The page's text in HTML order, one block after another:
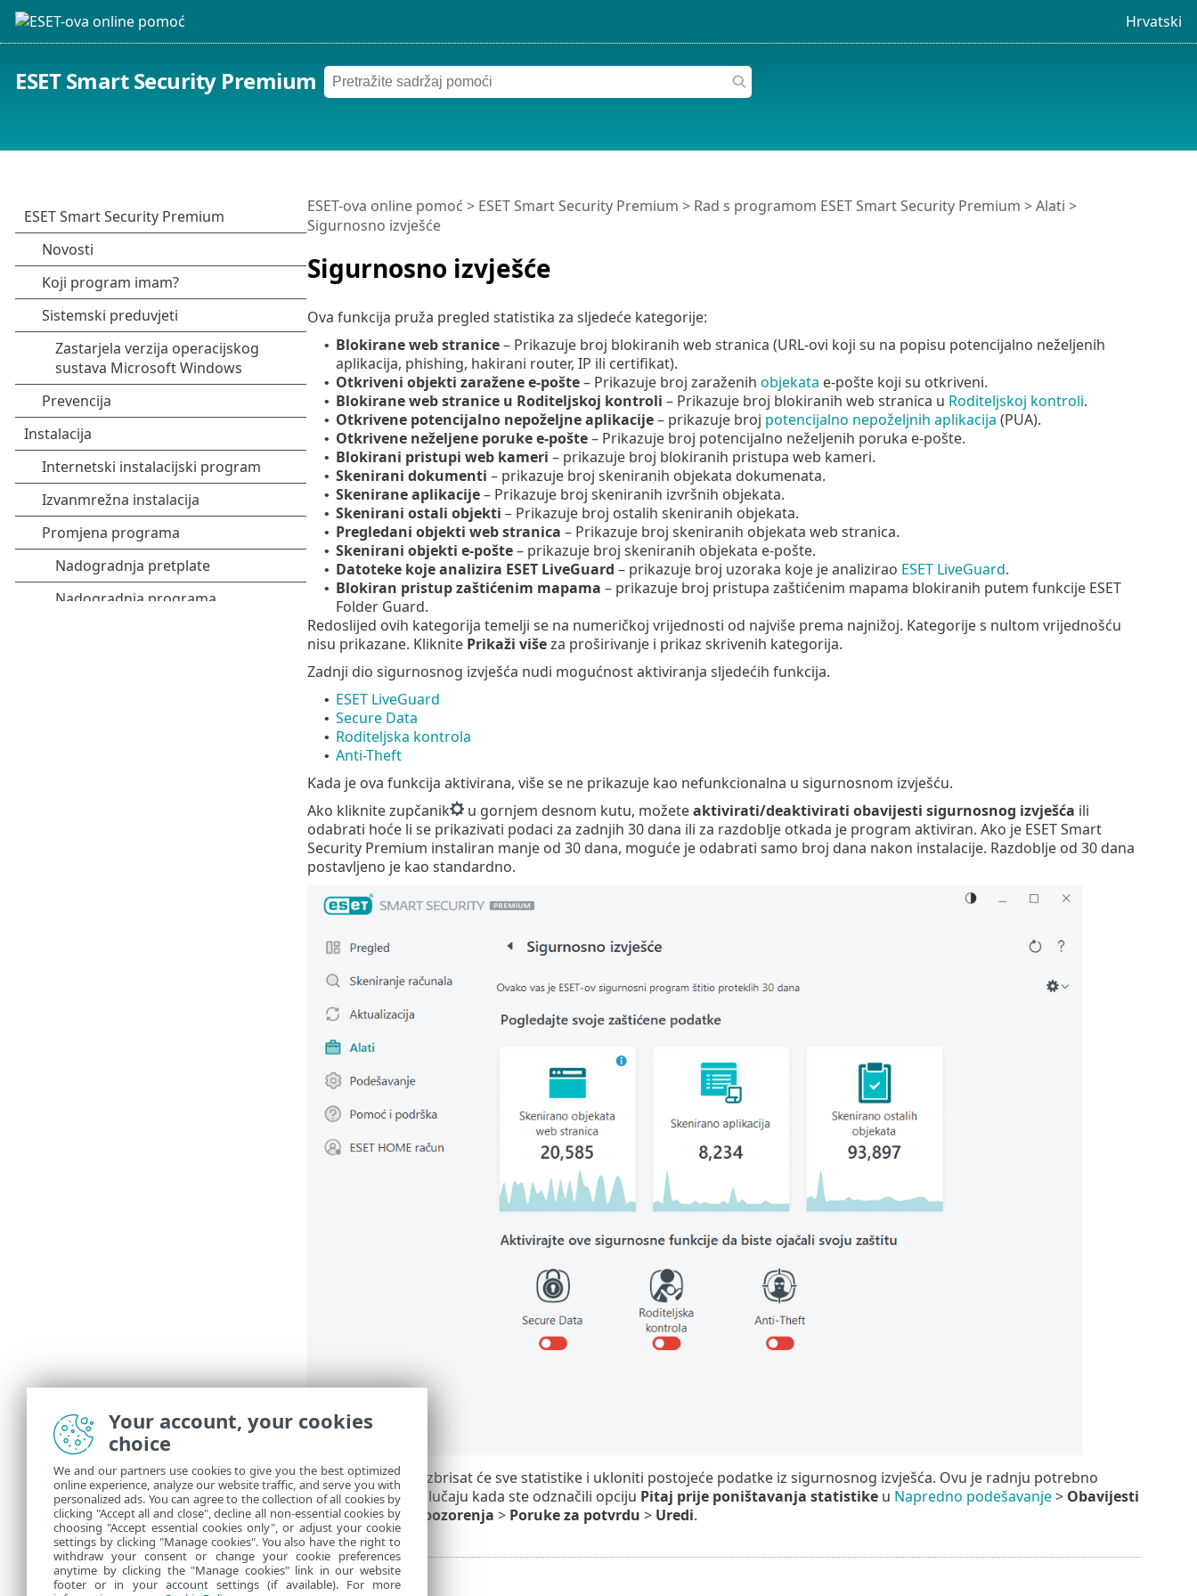
Hrvatski
ESET Smart Security Premium
Sigurnosno izvješće
ESET-ova online pomoć > ESET Smart Security Premium > Rad s programom ESET Smart Security Premium >Alati >
Sigurnosno izvješće
Ova funkcija pruža pregled statistika za sljedeće kategorije:
• Blokirane web stranice– Prikazuje broj blokiranih web stranica (URL-ovi koji su na popisu potencijalno neželjenih
aplikacija, phishing, hakirani router, IP ili certifikat).
• Otkriveni objekti zaražene e-pošte– Prikazuje broj zaraženih objekata e-pošte koji su otkriveni.
• Blokirane web stranice u Roditeljskoj kontroli – Prikazuje broj blokiranih web stranica u Roditeljskoj kontroli.
• Otkrivene potencijalno nepoželjne aplikacije– prikazuje broj potencijalno nepoželjnih aplikacija (PUA).
• Otkrivene neželjene poruke e-pošte– Prikazuje broj potencijalno neželjenih poruka e-pošte.
• Blokirani pristupi web kameri – prikazuje broj blokiranih pristupa web kameri.
• Skenirani dokumenti – prikazuje broj skeniranih objekata dokumenata.
• Skenirane aplikacije– Prikazuje broj skeniranih izvršnih objekata.
• Skenirani ostali objekti – Prikazuje broj ostalih skeniranih objekata.
• Pregledani objekti web stranica – Prikazuje broj skeniranih objekata web stranica.
• Skenirani objekti e-pošte– prikazuje broj skeniranih objekata e-pošte.
• Datoteke koje analizira ESET LiveGuard – prikazuje broj uzoraka koje je analizirao ESET LiveGuard.
• Blokiran pristup zaštićenim mapama – prikazuje broj pristupa zaštićenim mapama blokiranih putem funkcije ESET
Folder Guard.
Redoslijed ovih kategorija temelji se na numeričkoj vrijednosti od najviše prema najnižoj. Kategorije s nultom vrijednošću
nisu prikazane. Kliknite Prikaži višeza proširivanje i prikaz skrivenih kategorija.
Zadnji dio sigurnosnog izvješća nudi mogućnost aktiviranja sljedećih funkcija.
• ESET LiveGuard
• Secure Data
• Roditeljska kontrola
• Anti-Theft
Kada je ova funkcija aktivirana, više se ne prikazuje kao nefunkcionalna u sigurnosnom izvješću.
Ako kliknite zupčanik
u gornjem desnom kutu, možeteaktivirati/deaktivirati obavijesti sigurnosnog izvješća ili
odabrati hoće li se prikazivati podaci za zadnjih 30 dana ili za razdoblje otkada je program aktiviran. Ako je ESET Smart
Security Premium instaliran manje od 30 dana, moguće je odabrati samo broj dana nakon instalacije. Razdoblje od 30 dana
postavljeno je kao standardno.
Poništi podatke
izbrisat će sve statistike i ukloniti postojeće podatke iz sigurnosnog izvješća. Ovu je radnju potrebno
potvrditi, osim u slučaju kada ste odznačili opciju Pitaj prije poništavanja statistikeu Napredno podešavanje> Obavijesti
>Interaktivna upozorenja > Poruke za potvrdu > Uredi.
Your account, your cookies
choice
We and our partners use cookies to give you the best optimized
online experience, analyze our website traffic, and serve you with
personalized ads. You can agree to the collection of all cookies by
clicking "Accept all and close", decline all non-essential cookies by
choosing "Accept essential cookies only", or adjust your cookie
settings by clicking "Manage cookies". You also have the right to
withdraw your consent or change your cookie preferences
anytime by clicking the "Manage cookies" link in our website
footer or in your account settings (if available). For more